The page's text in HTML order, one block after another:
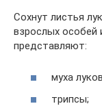
Сохнут листья
взрослых особей
представляют:
муха
трипсы;